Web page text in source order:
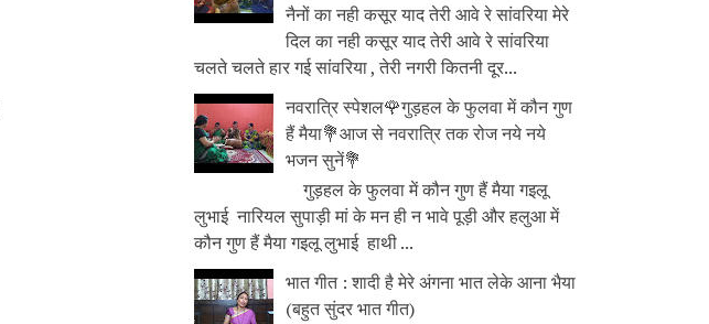
नैनों का नही कसूर याद तेरी आवे रे सांवरिया मेरे
दिल का नही कसूर याद तेरी आवे रे सांवरिया
चलते चलते हार गई सांवरिया , तेरी नगरी कितनी दूर...
नवरात्रि स्पेशल🌹गुड़हल के फुलवा में कौन गुण
हैं मैया💐आज से नवरात्रि तक रोज नये नये
भजन सुनें💐
गुड़हल के फुलवा में कौन गुण हैं मैया गइलू
लुभाई नारियल सुपाड़ी मां के मन ही न भावे पूड़ी और हलुआ में
कौन गुण हैं मैया गइलू लुभाई हाथी ...
भात गीत : शादी है मेरे अंगना भात लेके आना भैया
(बहुत सुंदर भात गीत)